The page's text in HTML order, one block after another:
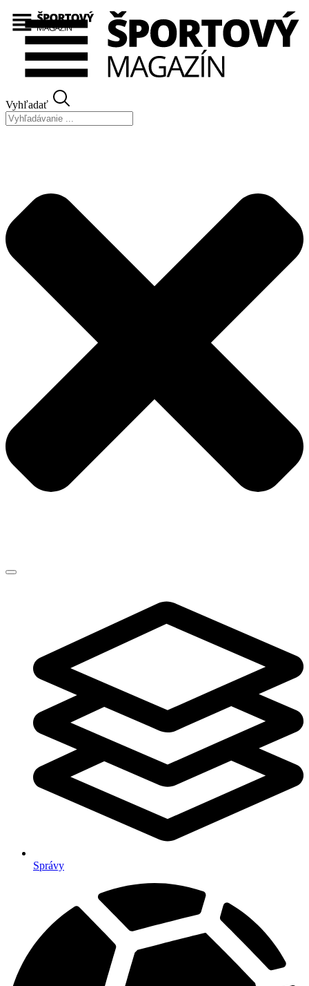
Preskočiť
na
obsah
Vyhľadať
Správy